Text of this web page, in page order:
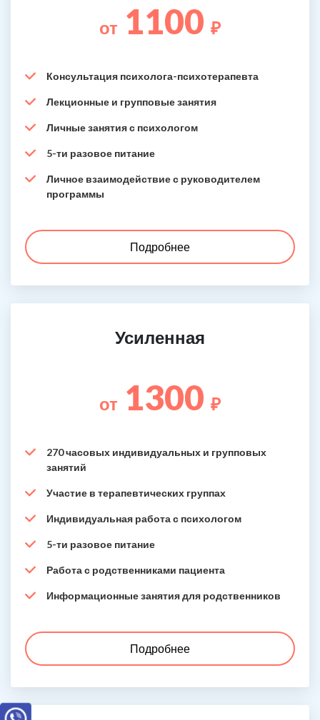
от 1100 ₽
Консультация психолога-психотерапевта
Лекционные и групповые занятия
Личные занятия с психологом
5-ти разовое питание
Личное взаимодействие с руководителем
программы
Подробнее
Усиленная
от 1300 ₽
270 часовых индивидуальных и групповых
занятий
Участие в терапевтических группах
Индивидуальная работа с психологом
5-ти разовое питание
Работа с родственниками пациента
Информационные занятия для родственников
Подробнее